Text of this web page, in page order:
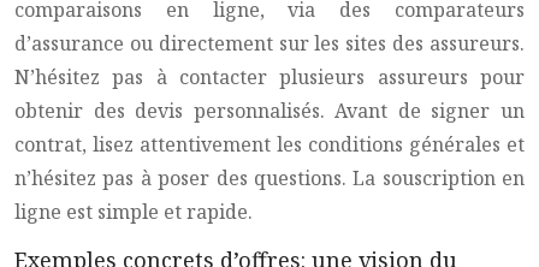
comparaisons en ligne, via des comparateurs
d’assurance ou directement sur les sites des assureurs.
N’hésitez pas à contacter plusieurs assureurs pour
obtenir des devis personnalisés. Avant de signer un
contrat, lisez attentivement les conditions générales et
n’hésitez pas à poser des questions. La souscription en
ligne est simple et rapide.
Exemples concrets d’offres: une vision du